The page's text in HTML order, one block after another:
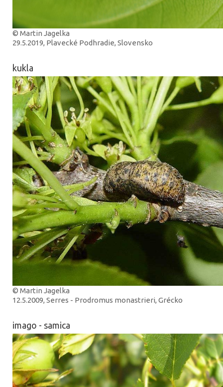
© Martin Jagelka
29.5.2019, Plavecké Podhradie, Slovensko
kukla
© Martin Jagelka
12.5.2009, Serres - Prodromus monastrieri, Grécko
imago - samica